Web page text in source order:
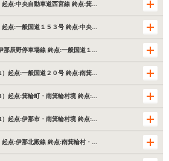
点:中央自動車道西宮線 終点:箕…
点:一般国道１５３号 終点:中央…
那辰野停車場線 終点:一般国道１…
起点:一般国道２０号 終点:南箕…
起点:箕輪町・南箕輪村境 終点:…
起点:伊那市・南箕輪村境 終点:…
点:伊那北殿線 終点:南箕輪村・…